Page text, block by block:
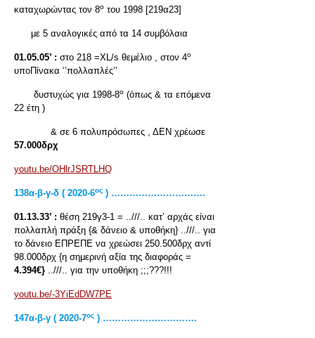
καταχωρώντας τον 8ο του 1998 [219α23]
με 5 αναλογικές από τα 14 συμβόλαια
01.05.05’ : στο 218 =XL/s θεμέλιο , στον 4ο
υποΠίνακα ‘’πολλαπλές’’
δυστυχώς για 1998-8ο (όπως & τα επόμενα
22 έτη )
& σε 6 πολυπρόσωπες , ΔΕΝ χρέωσε
57.000δρχ
youtu.be/OHlrJSRTLHQ
138α-β-γ-δ ( 2020-6ος ) ………………………….
01.13.33’ : θέση 219γ3-1 = ..///.. κατ’ αρχάς είναι
πολλαπλή πράξη {& δάνειο & υποθήκη} ..///.. για
το δάνειο ΕΠΡΕΠΕ να χρεώσει 250.500δρχ αντί
98.000δρχ {η σημερινή αξία της διαφοράς =
4.394€} ..///.. για την υποθήκη ;;;???!!!
youtu.be/-3YiEdDW7PE
147α-β-γ ( 2020-7ος ) ………………………….